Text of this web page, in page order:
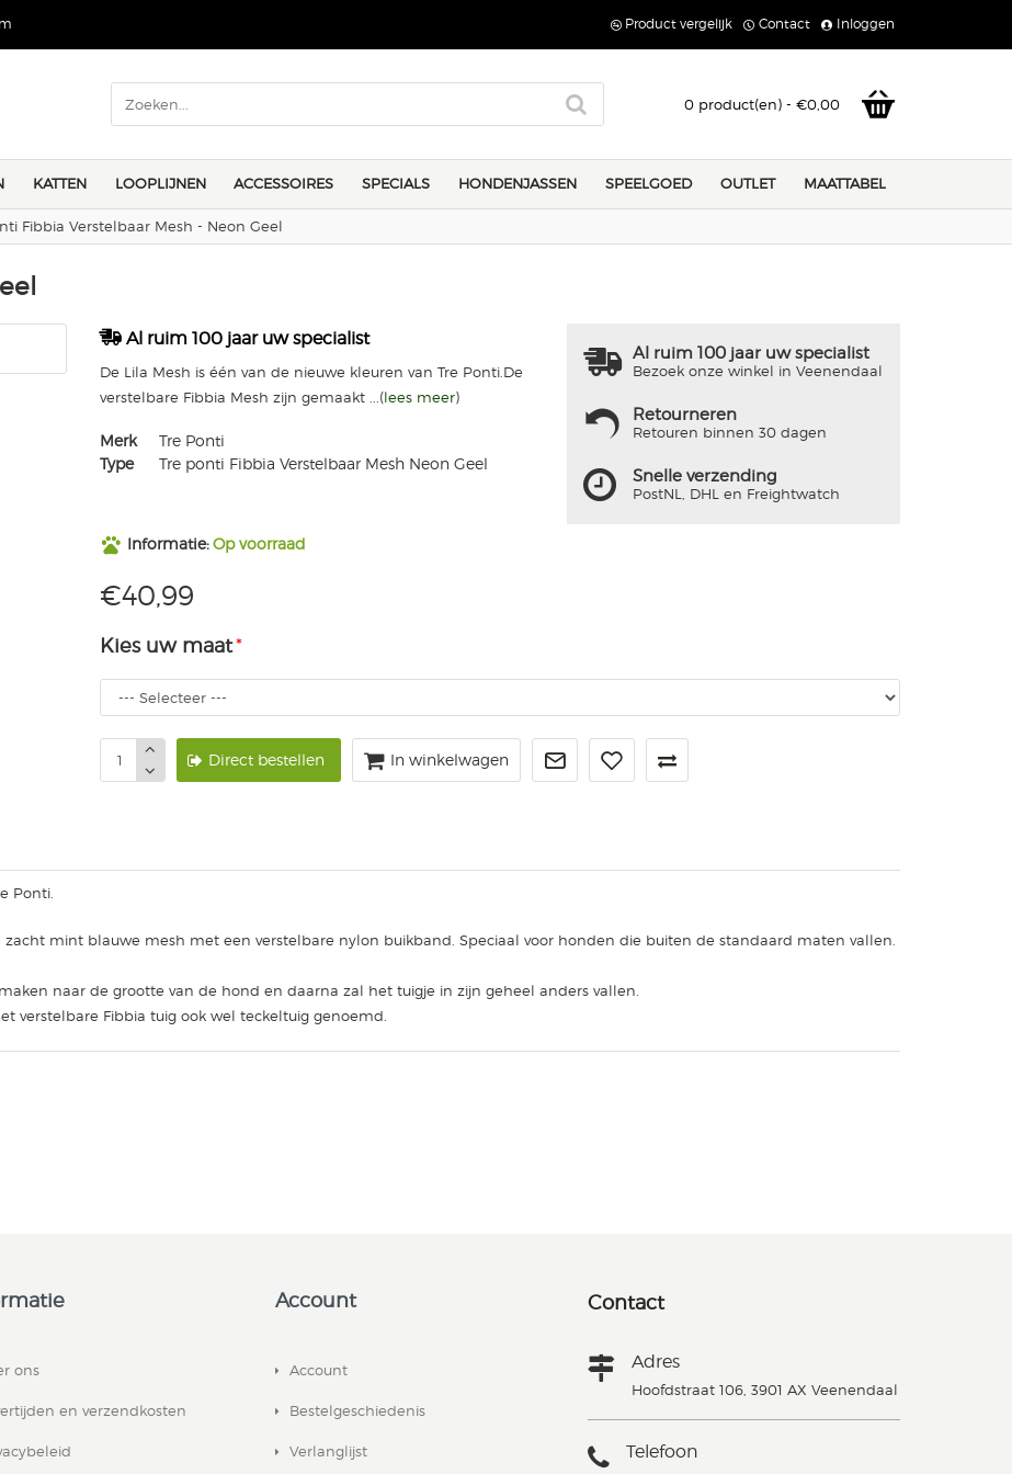
Product vergelijk Contact Inloggen
0 product(en) - €0,00
KATTEN LOOPLIJNEN ACCESSOIRES SPECIALS HONDENJASSEN SPEELGOED OUTLET MAATTABEL
Fibbia Verstelbaar Mesh - Neon Geel
Al ruim 100 jaar uw specialist
De Lila Mesh is één van de nieuwe kleuren van Tre Ponti.De
verstelbare Fibbia Mesh zijn gemaakt ...(lees meer)
Merk
Tre Ponti
Type
Tre ponti Fibbia Verstelbaar Mesh Neon Geel
Al ruim 100 jaar uw specialist
Bezoek onze winkel in Veenendaal
Retourneren
Retouren binnen 30 dagen
Snelle verzending
PostNL, DHL en Freightwatch
Informatie:Op voorraad
€40,99
Kies uw maat
Direct bestellen In winkelwagen
Ponti.
zacht mint blauwe mesh met een verstelbare nylon buikband. Speciaal voor honden die buiten de standaard maten vallen.
naar de grootte van de hond en daarna zal het tuigje in zijn geheel anders vallen.
verstelbare Fibbia tuig ook wel teckeltuig genoemd.
ons
en verzendkosten
Account
Account
Bestelgeschiedenis
Verlanglijst
Contact
Adres
Hoofdstraat 106, 3901 AX Veenendaal
Telefoon